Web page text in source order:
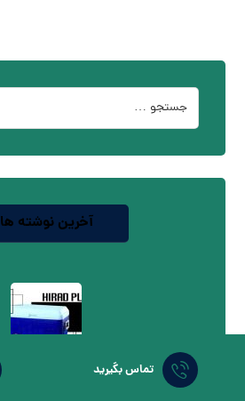
آخرین نوشته ها
قیمت یخدان پلاستیکی(New) در بازار + جدول
تماس بگیرید